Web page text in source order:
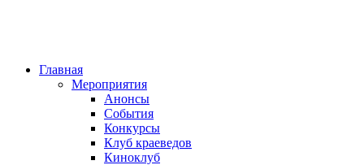
Главная
Мероприятия
Анонсы
События
Конкурсы
Клуб краеведов
Киноклуб